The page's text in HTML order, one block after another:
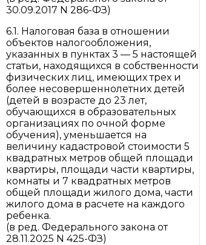
30.09.2017 N 286-ФЗ)
6.1. Налоговая база в отношении
объектов налогообложения,
указанных в пунктах 3 — 5 настоящей
статьи, находящихся в собственности
физических лиц, имеющих трех и
более несовершеннолетних детей
(детей в возрасте до 23 лет,
обучающихся в образовательных
организациях по очной форме
обучения), уменьшается на
величину кадастровой стоимости 5
квадратных метров общей площади
квартиры, площади части квартиры,
комнаты и 7 квадратных метров
общей площади жилого дома, части
жилого дома в расчете на каждого
ребенка.
(в ред. Федерального закона от
28.11.2025 N 425-ФЗ)